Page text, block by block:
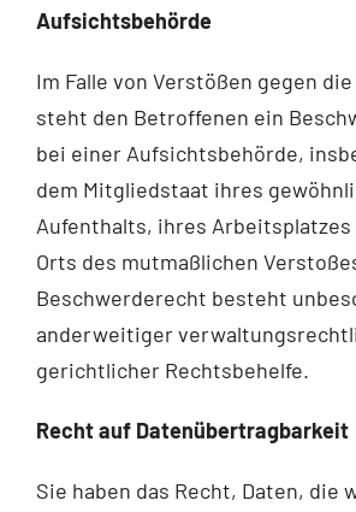
Aufsichts­behörde
Im Falle von Verstößen gegen die
steht den Betroffenen ein
bei einer Aufsichtsbehörde,
dem Mitgliedstaat ihres
Aufenthalts, ihres Arbeitsplatzes
Orts des mutmaßlichen
Beschwerderecht besteht
anderweitiger
gerichtlicher Rechtsbehelfe.
Recht auf Daten­übertrag­barkeit
Sie haben das Recht, Daten, die